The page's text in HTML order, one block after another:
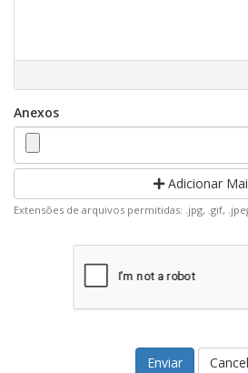
Anexos
Adicionar
Extensões de arquivos permitidas: .jpg, .gif,